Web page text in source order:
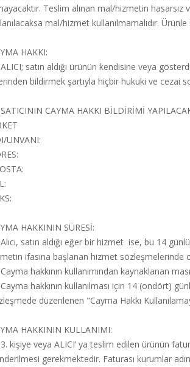
Teslim alınan mal/hizmetin
mal/hizmet kullanılmamalıdır.
HAKKI:
satın aldığı ürünün kendisine veya
bildirmek şartıyla hiçbir hukuki ve cezai
CAYMA HAKKI BİLDİRİMİ
UNVANI:
HAKKININ SÜRESİ:
satın aldığı eğer bir hizmet ise, bu 14
ifasına başlanan hizmet sözleşmelerinde
hakkının kullanımından kaynaklanan
hakkının kullanılması için 14 (ondört)
düzenlenen "Cayma Hakkı
HAKKININ KULLANIMI:
kişiye veya ALICI’ ya teslim edilen ürünün
gerekmektedir. Faturası kurumlar